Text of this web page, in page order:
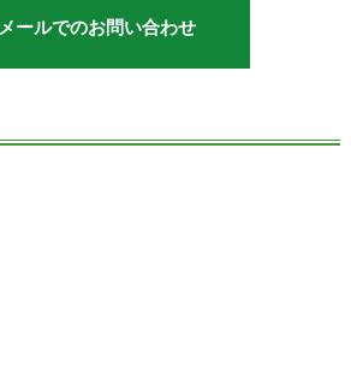
メールでのお問い合わせ